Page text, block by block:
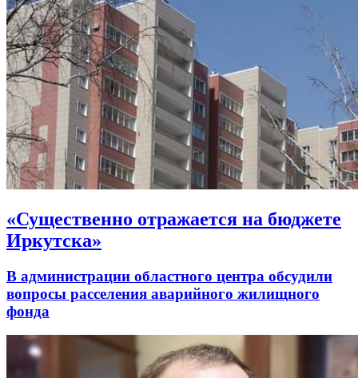
«Существенно отражается на бюджете
Иркутска»
В администрации областного центра обсудили
вопросы расселения аварийного жилищного
фонда